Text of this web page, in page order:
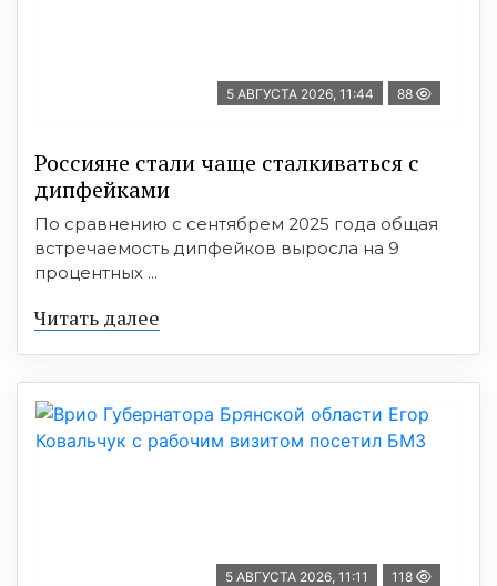
5 АВГУСТА 2026, 11:44 88
Россияне стали чаще сталкиваться с
дипфейками
По сравнению с сентябрем 2025 года общая
встречаемость дипфейков выросла на 9
процентных ...
Читать далее
5 АВГУСТА 2026, 11:11 118